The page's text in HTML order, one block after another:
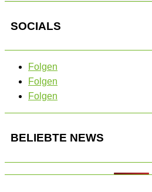
SOCIALS
Folgen
Folgen
Folgen
BELIEBTE NEWS